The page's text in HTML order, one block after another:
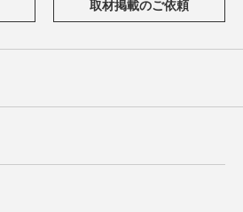
取材掲載のご依頼